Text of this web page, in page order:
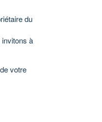
du
à
votre